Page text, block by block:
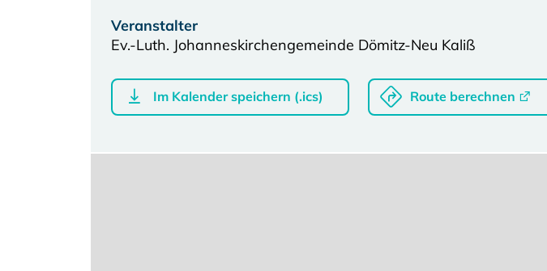
Veranstalter
Ev.-Luth. Johanneskirchengemeinde Dömitz-Neu Kaliß
Im Kalender speichern (.ics) Route berechnen